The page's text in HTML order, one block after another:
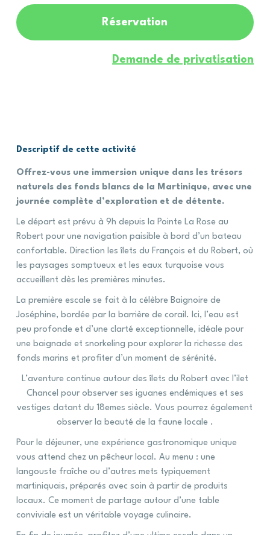
Réservation
Demande de privatisation
Descriptif de cette activité
Offrez-vous une immersion unique dans les trésors
naturels des fonds blancs de la Martinique, avec une
journée complète d’exploration et de détente.
Le départ est prévu à 9h depuis la Pointe La Rose au
Robert pour une navigation paisible à bord d’un bateau
confortable. Direction les îlets du François et du Robert, où
les paysages somptueux et les eaux turquoise vous
accueillent dès les premières minutes.
La première escale se fait à la célèbre Baignoire de
Joséphine, bordée par la barrière de corail. Ici, l’eau est
peu profonde et d’une clarté exceptionnelle, idéale pour
une baignade et snorkeling pour explorer la richesse des
fonds marins et profiter d’un moment de sérénité.
L’aventure continue autour des îlets du Robert avec l’ilet
Chancel pour observer ses iguanes endémiques et ses
vestiges datant du 18emes siècle. Vous pourrez également
observer la beauté de la faune locale .
Pour le déjeuner, une expérience gastronomique unique
vous attend chez un pêcheur local. Au menu : une
langouste fraîche ou d’autres mets typiquement
martiniquais, préparés avec soin à partir de produits
locaux. Ce moment de partage autour d’une table
conviviale est un véritable voyage culinaire.